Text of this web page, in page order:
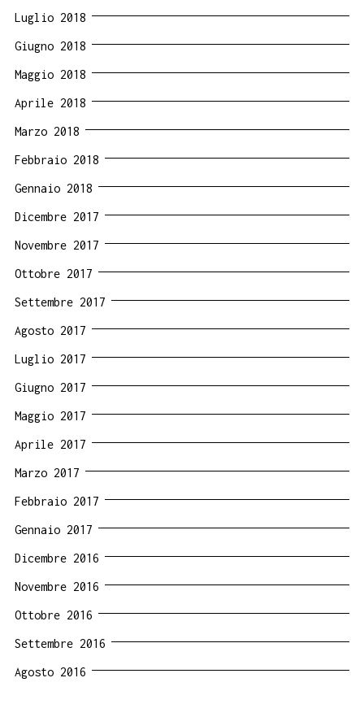
Luglio 2018
Giugno 2018
Maggio 2018
Aprile 2018
Marzo 2018
Febbraio 2018
Gennaio 2018
Dicembre 2017
Novembre 2017
Ottobre 2017
Settembre 2017
Agosto 2017
Luglio 2017
Giugno 2017
Maggio 2017
Aprile 2017
Marzo 2017
Febbraio 2017
Gennaio 2017
Dicembre 2016
Novembre 2016
Ottobre 2016
Settembre 2016
Agosto 2016